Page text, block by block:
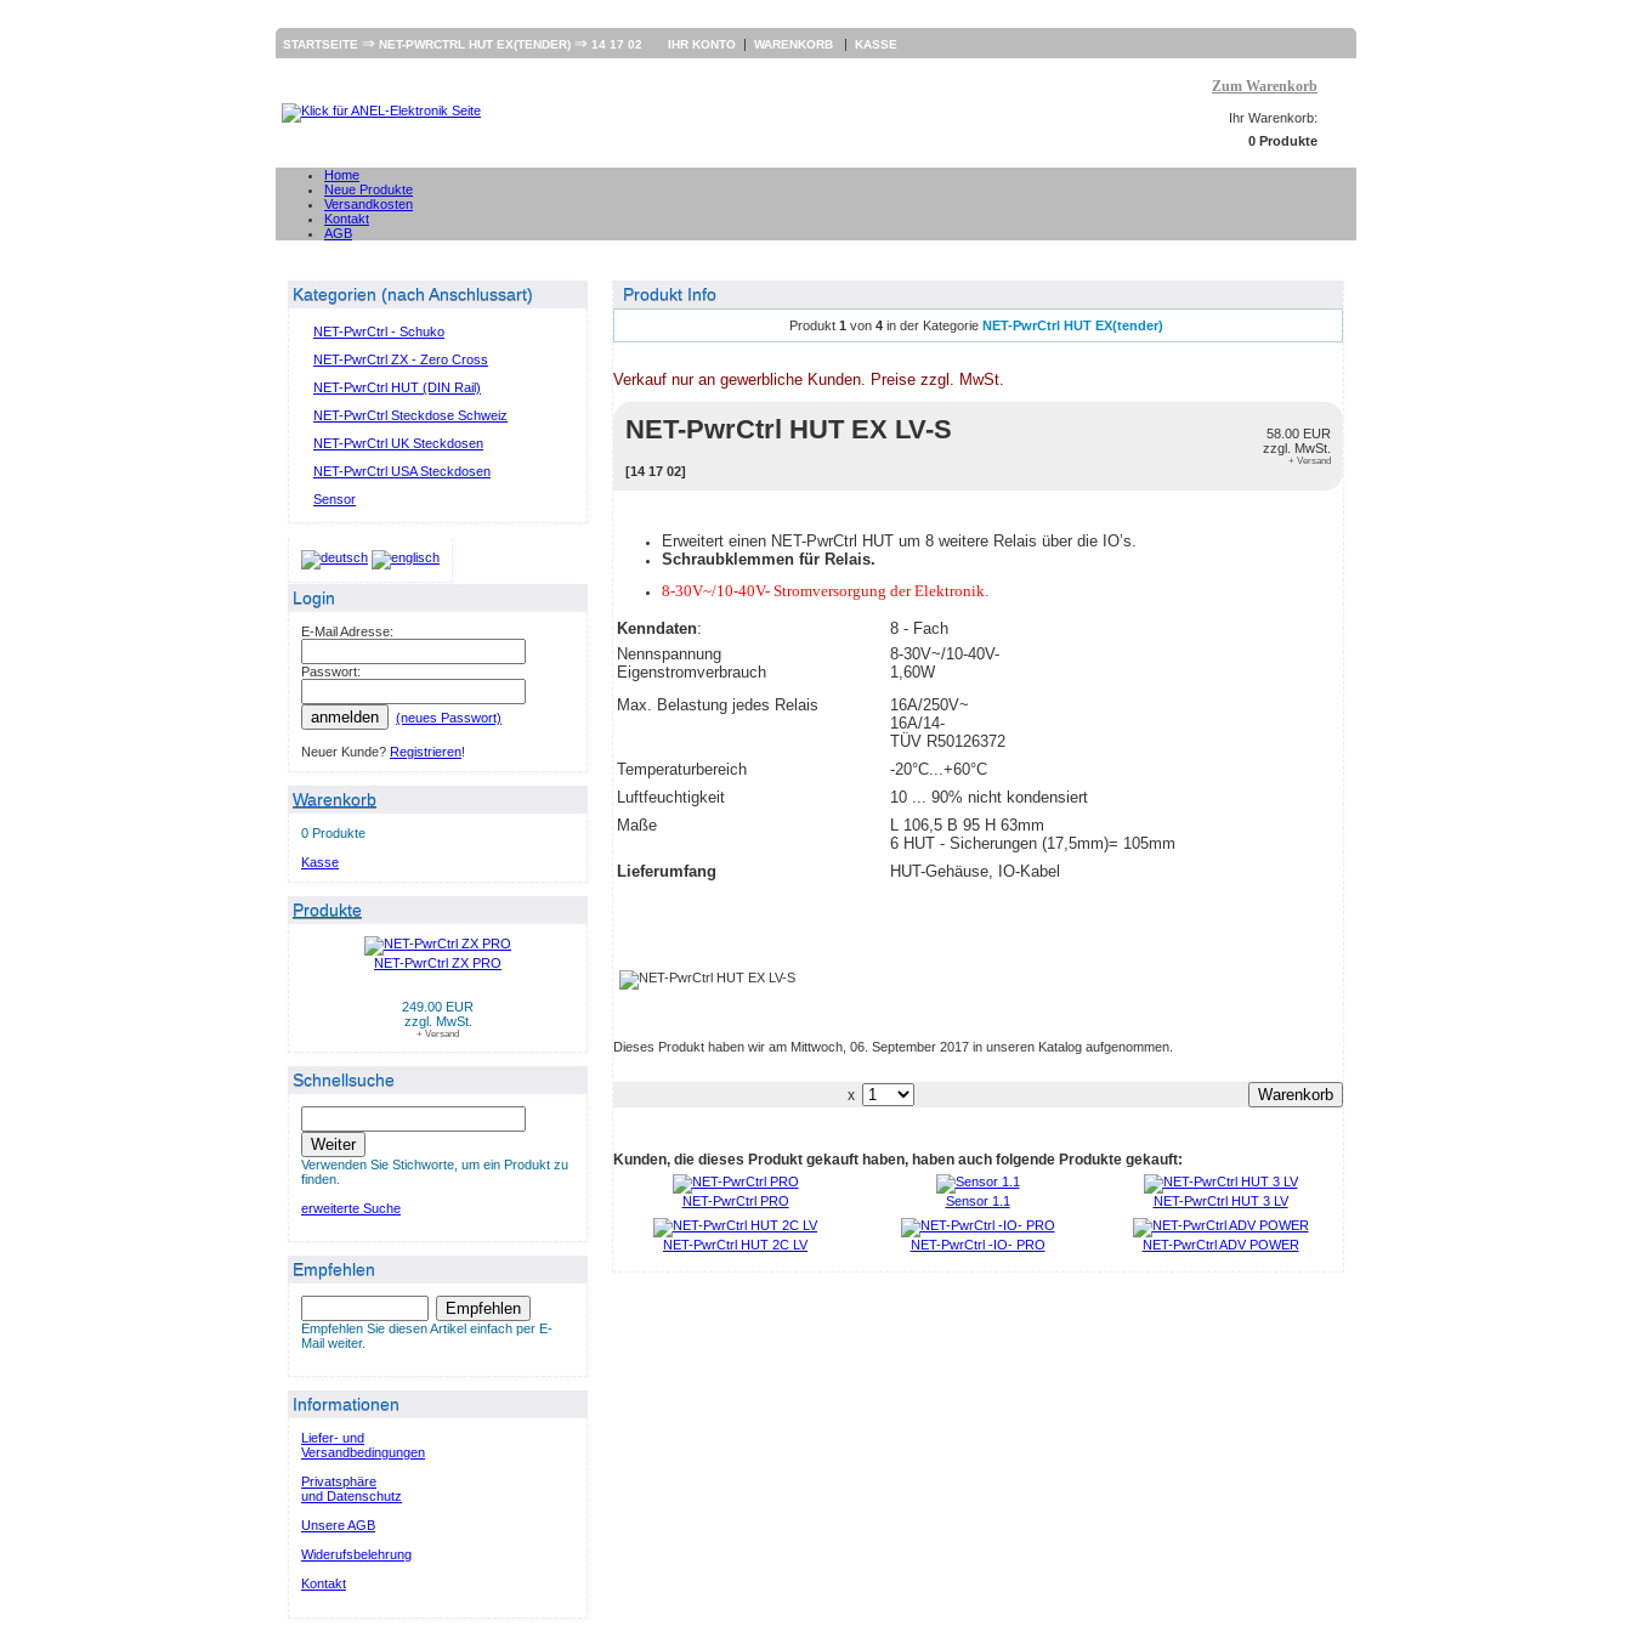
STARTSEITE ⇒ NET-PWRCTRL HUT EX(TENDER) ⇒ 14 17 02 IHR KONTO | WARENKORB | KASSE
Zum Warenkorb
Ihr Warenkorb:
0 Produkte
Home
Neue Produkte
Versandkosten
Kontakt
AGB
Kategorien (nach Anschlussart)
NET-PwrCtrl - Schuko
NET-PwrCtrl ZX - Zero Cross
NET-PwrCtrl HUT (DIN Rail)
NET-PwrCtrl Steckdose Schweiz
NET-PwrCtrl UK Steckdosen
NET-PwrCtrl USA Steckdosen
Sensor
Login
E-Mail Adresse:
Passwort:
anmelden (neues Passwort)
Neuer Kunde? Registrieren!
Warenkorb
0 Produkte
Kasse
Produkte
NET-PwrCtrl ZX PRO
249.00 EUR
zzgl. MwSt.
+ Versand
Schnellsuche
Weiter
Verwenden Sie Stichworte, um ein Produkt zu
finden.
erweiterte Suche
Empfehlen
Empfehlen
Empfehlen Sie diesen Artikel einfach per E-
Mail weiter.
Informationen
Liefer- und
Versandbedingungen
Privatsphäre
und Datenschutz
Unsere AGB
Widerufsbelehrung
Kontakt
Produkt Info
Produkt 1 von 4in der Kategorie NET-PwrCtrl HUT EX(tender)
Verkauf nur an gewerbliche Kunden. Preise zzgl. MwSt.
NET-PwrCtrl HUT EX LV-S
[14 17 02]
58.00 EUR
zzgl. MwSt.
+ Versand
Erweitert einen NET-PwrCtrl HUT um 8 weitere Relais über die IO’s.
Schraubklemmen für Relais.
8-30V~/10-40V- Stromversorgung der Elektronik.
Kenndaten:
8 - Fach
Nennspannung
Eigenstromverbrauch
Max. Belastung jedes Relais
8-30V~/10-40V-
1,60W
16A/250V~
16A/14-
TÜV R50126372
Temperaturbereich
-20°C...+60°C
Luftfeuchtigkeit
10 ... 90% nicht kondensiert
Maße
L 106,5 B 95 H 63mm
6 HUT - Sicherungen (17,5mm)= 105mm
Lieferumfang
HUT-Gehäuse, IO-Kabel
Dieses Produkt haben wir am Mittwoch, 06. September 2017 in unseren Katalog aufgenommen.
x Warenkorb
Kunden, die dieses Produkt gekauft haben, haben auch folgende Produkte gekauft:
NET-PwrCtrl PRO Sensor 1.1 NET-PwrCtrl HUT 3 LV
NET-PwrCtrl HUT 2C LV NET-PwrCtrl -IO- PRO NET-PwrCtrl ADV POWER